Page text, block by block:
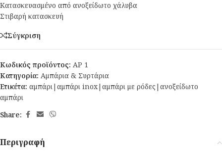
Κατασκευασμένο από ανοξείδωτο χάλυβα
Στιβαρή κατασκευή
Σύγκριση
Κωδικός προϊόντος: AP 1
Κατηγορία: Αμπάρια & Συρτάρια
Ετικέτα: αμπάρι|αμπάρι inox|αμπάρι με ρόδες|ανοξείδωτο
αμπάρι
Share:
Περιγραφή